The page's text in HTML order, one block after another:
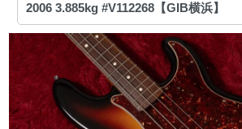
2006 3.885kg #V112268【GIB横浜】